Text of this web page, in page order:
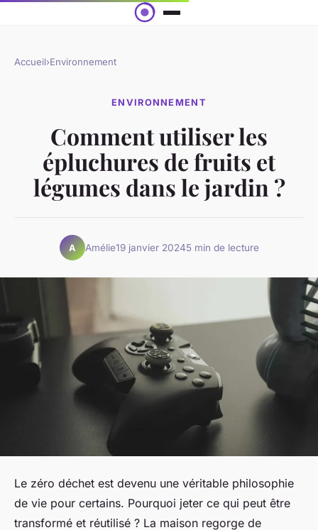
Accueil›Environnement
ENVIRONNEMENT
Comment utiliser les
épluchures de fruits et
légumes dans le jardin ?
A Amélie19 janvier 20245 min de lecture
Le zéro déchet est devenu une véritable philosophie
de vie pour certains. Pourquoi jeter ce qui peut être
transformé et réutilisé ? La maison regorge de